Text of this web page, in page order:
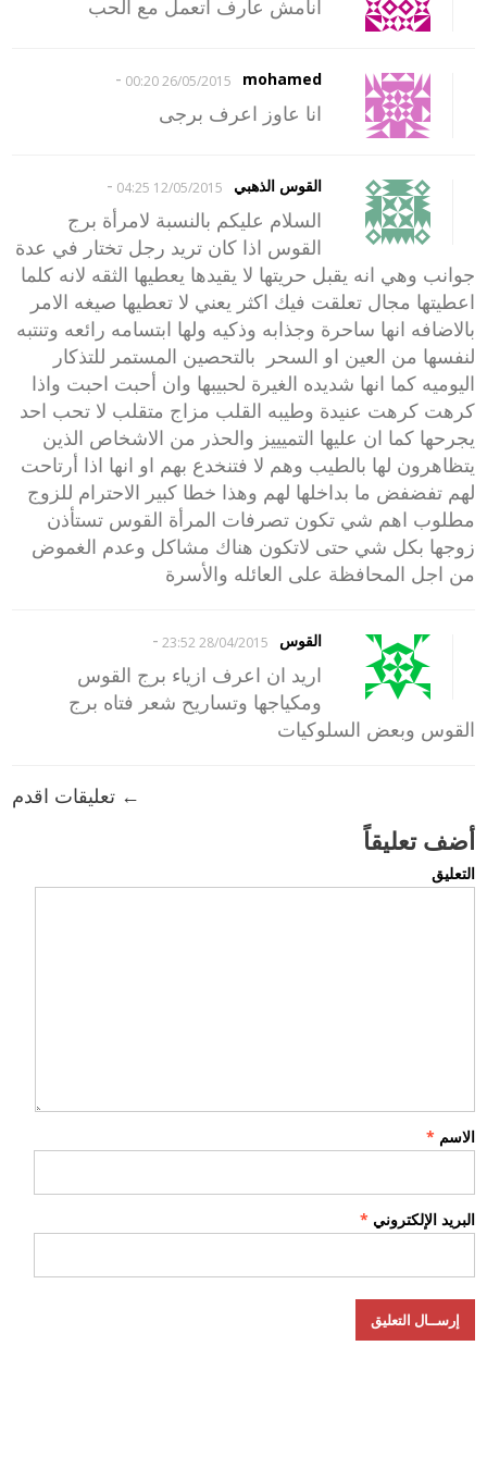
انامش عارف اتعمل مع الحب
mohamed
26/05/2015 00:20
-
انا عاوز اعرف برجى
القوس الذهبي 12/05/2015 04:25
-
السلام عليكم بالنسبة لامرأة برج
القوس اذا كان تريد رجل تختار في عدة
جوانب وهي انه يقبل حريتها لا يقيدها يعطيها الثقه لانه كلما
اعطيتها مجال تعلقت فيك اكثر يعني لا تعطيها صيغه الامر
بالاضافه انها ساحرة وجذابه وذكيه ولها ابتسامه رائعه وتنتبه
لنفسها من العين او السحر بالتحصين المستمر للتذكار
اليوميه كما انها شديده الغيرة لحبيبها وان أحبت احبت واذا
كرهت كرهت عنيدة وطيبه القلب مزاج متقلب لا تحب احد
يجرحها كما ان عليها التميييز والحذر من الاشخاص الذين
يتظاهرون لها بالطيب وهم لا فتنخدع بهم او انها اذا أرتاحت
لهم تفضفض ما بداخلها لهم وهذا خطا كبير الاحترام للزوج
مطلوب اهم شي تكون تصرفات المرأة القوس تستأذن
زوجها بكل شي حتى لاتكون هناك مشاكل وعدم الغموض
من اجل المحافظة على العائله والأسرة
القوس 28/04/2015 23:52
-
اريد ان اعرف ازياء برج القوس
ومكياجها وتساريح شعر فتاه برج
القوس وبعض السلوكيات
← تعليقات اقدم
أضف تعليقاً
التعليق
الاسم *
البريد الإلكتروني *